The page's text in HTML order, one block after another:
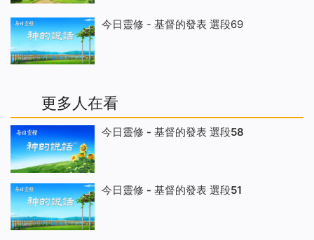
今日靈修 - 基督的發表 選段69
更多人在看
今日靈修 - 基督的發表 選段58
今日靈修 - 基督的發表 選段51